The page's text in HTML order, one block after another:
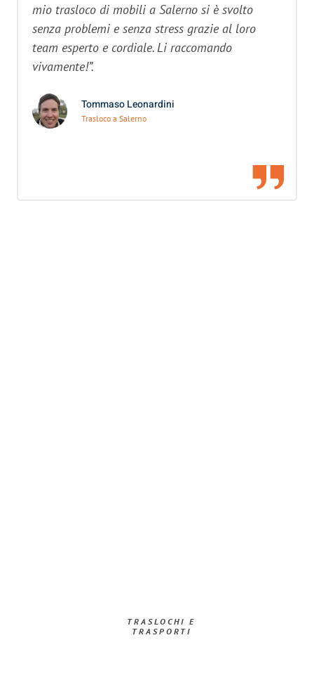
mio trasloco di mobili a Salerno si è svolto
senza problemi e senza stress grazie al loro
team esperto e cordiale. Li raccomando
vivamente!”.
Tommaso Leonardini
Trasloco a Salerno
TRASLOCHI E
TRASPORTI​